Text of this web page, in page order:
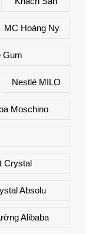
MC Hoàng Ny
Gum
Nestlé MILO
Moschino
Crystal
Absolu
Alibaba